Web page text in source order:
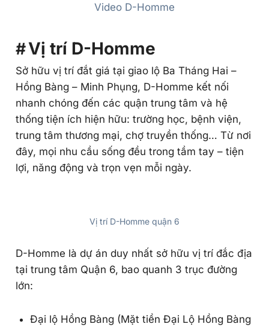
Video D-Homme
Vị trí D-Homme
Sở hữu vị trí đắt giá tại giao lộ Ba Tháng Hai –
Hồng Bàng – Minh Phụng, D-Homme kết nối
nhanh chóng đến các quận trung tâm và hệ
thống tiện ích hiện hữu: trường học, bệnh viện,
trung tâm thương mại, chợ truyền thống… Từ nơi
đây, mọi nhu cầu sống đều trong tầm tay – tiện
lợi, năng động và trọn vẹn mỗi ngày.
Vị trí D-Homme quận 6
D-Homme là dự án duy nhất sở hữu vị trí đắc địa
tại trung tâm Quận 6, bao quanh 3 trục đường
lớn:
Đại lộ Hồng Bàng (Mặt tiền Đại Lộ Hồng Bàng